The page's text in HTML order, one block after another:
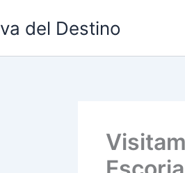
del Destino